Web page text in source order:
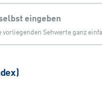
eingeben
vorliegenden Sehwerte ganz